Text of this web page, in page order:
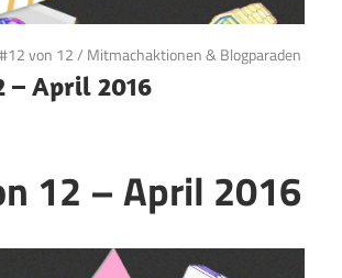
#12 von 12/ Mitmachaktionen & Blogparaden
– April 2016
12 – April 2016